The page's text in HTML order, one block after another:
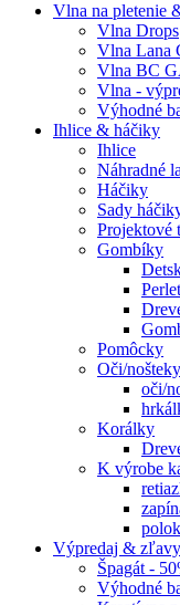
Vlna na pletenie
Vlna Drops
Vlna Lana
Vlna BC
Vlna -
Výhodné
Ihlice & háčiky
Ihlice
Náhradné
Háčiky
Sady
Projektové
Gombíky
Pomôcky
Oči/
oči/
Korálky
K výrobe
Výpredaj & zľavy
Špagát -
Výhodné